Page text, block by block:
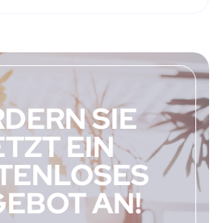
SIE
EIN
AN!